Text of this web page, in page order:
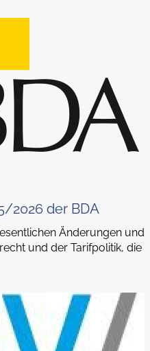
2026 der BDA
Änderungen und
und der Tarifpolitik, die